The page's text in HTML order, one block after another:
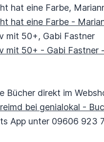
hat eine Farbe,
hat eine Farbe -
mit 50+, Gabi Fastner
mit 50+ - Gabi Fastner
Bücher direkt im
bei genialokal -
App unter 09606 923